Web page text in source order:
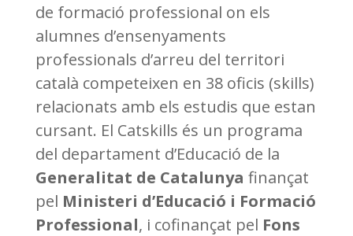
de formació professional on els
alumnes d’ensenyaments
professionals d’arreu del territori
català competeixen en 38 oficis (skills)
relacionats amb els estudis que estan
cursant. El Catskills és un programa
del departament d’Educació de la
Generalitat de Catalunya finançat
pel Ministeri d’Educació i Formació
Professional, i cofinançat pel Fons